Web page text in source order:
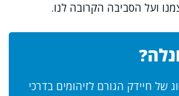
ועל הסביבה הקרובה לנו.
של חיידק הגורם לזיהומים בדרכי